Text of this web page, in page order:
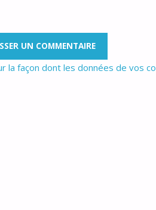
la façon dont les données de vos